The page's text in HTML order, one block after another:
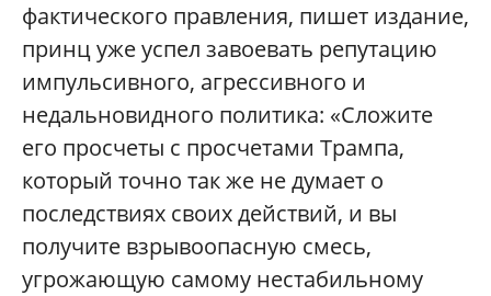
фактического правления, пишет издание,
принц уже успел завоевать репутацию
импульсивного, агрессивного и
недальновидного политика: «Сложите
его просчеты с просчетами Трампа,
который точно так же не думает о
последствиях своих действий, и вы
получите взрывоопасную смесь,
угрожающую самому нестабильному